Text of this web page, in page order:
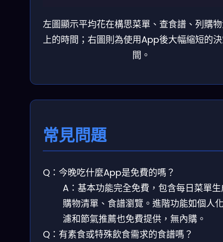
左圖顯示平均花在構思菜單、查食譜、列購
上的時間；右圖則為使用App後大幅縮短的
間。
常見問題
Q：今晚吃什麼App是免費的嗎？
A：基本功能完全免費，包含每日菜單
購物清單、食譜瀏覽。進階功能如個人
濾和節氣推薦也免費提供，無內購。
Q：有素食或特殊飲食需求的食譜嗎？